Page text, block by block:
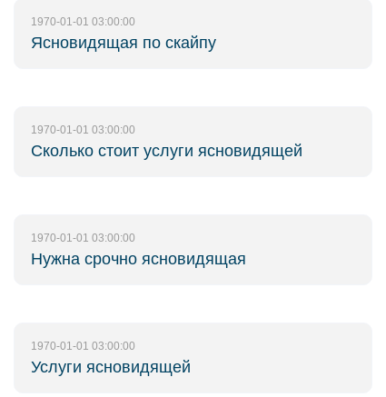
1970-01-01 03:00:00
Ясновидящая по скайпу
1970-01-01 03:00:00
Сколько стоит услуги ясновидящей
1970-01-01 03:00:00
Нужна срочно ясновидящая
1970-01-01 03:00:00
Услуги ясновидящей